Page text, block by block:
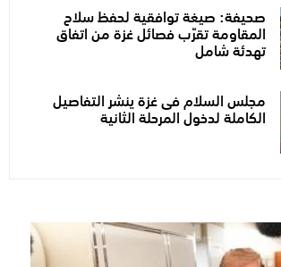
صحيفة: صيغة توافقية لحفظ سلاح
المقاومة تقرّب فصائل غزة من اتفاق
تهدئة شامل
مجلس السلام فى غزة ينشر التفاصيل
الكاملة لدخول المرحلة الثانية